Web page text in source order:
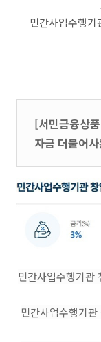
민간사업수행기
[서민금융상
자금 더불어
민간사업수행기관
민간사업수행기